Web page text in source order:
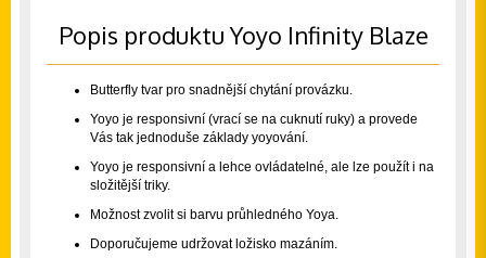
Popis produktu Yoyo Infinity Blaze
Butterfly tvar pro snadnější chytání provázku.
Yoyo je responsivní (vrací se na cuknutí ruky) a provede
Vás tak jednoduše základy yoyování.
Yoyo je responsivní a lehce ovládatelné, ale lze použít i na
složitější triky.
Možnost zvolit si barvu průhledného Yoya.
Doporučujeme udržovat ložisko mazáním.